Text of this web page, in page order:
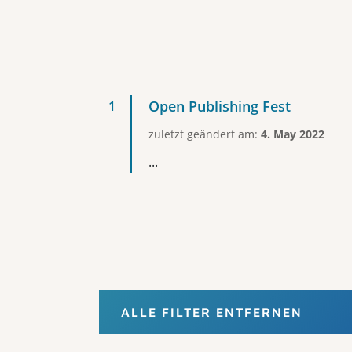
Open Publishing Fest
zuletzt geändert am: 4. May 2022
...
ALLE FILTER ENTFERNEN